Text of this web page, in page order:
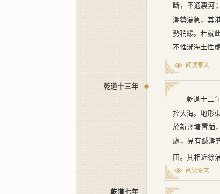
斷，不通裏河
潮勢湍急，其
勢稍緩。若就
不惟瀕海土性
絶，勢必晝夜
阅读原文
乾道十三年
乾道十三
控大海。地形
於新涇塘置牐
處，見有鹹潮
田。其相近徐
澱，自當開濬
觀漢文帝詔書
阅读原文
乾道七年